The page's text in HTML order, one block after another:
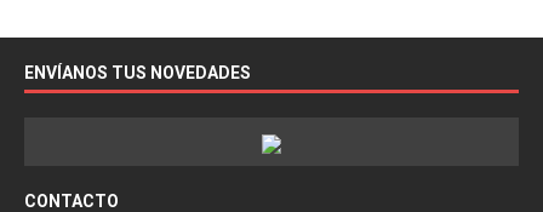
ENVÍANOS TUS NOVEDADES
CONTACTO